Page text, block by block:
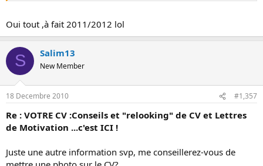
Pour le reste, il faudra modifier comme sur l'autre lettre.
Heu.... autre modif à prévoir : ce sera pour l'année scolaire
2011/2012, plutôt, au lieu de 2010/2011
Pour la lettre à l'école, reprendre les modif de la première lettre pour
la partie où tu parles du BAFA + attention à la formule de politesse à
la fin, reprendre aussi celle que je t'ai mise.
Oui tout ,à fait 2011/2012 lol
S Salim13
New Member
18 Decembre 2010 #1,357
Re : VOTRE CV :Conseils et "relooking" de CV et Lettres
de Motivation ...c'est ICI !
Juste une autre information svp, me conseillerez-vous de